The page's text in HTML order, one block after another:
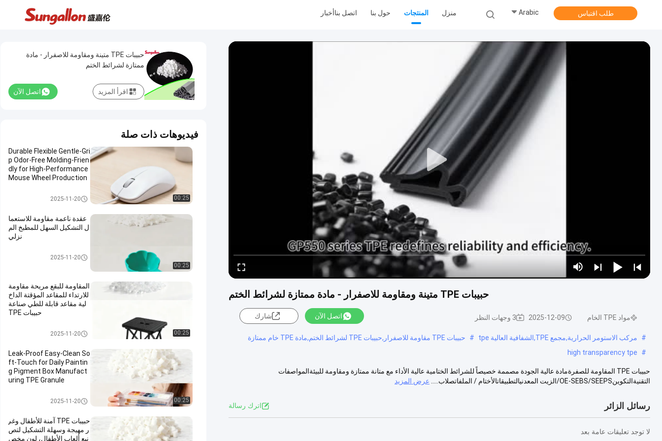
منزل المنتجات حول بنا اتصل بناأخبار Arabic طلب اقتباس
حبيبات TPE متينة ومقاومة للاصفرار - مادة ممتازة لشرائط الختم
مواد TPE الخام 2025-12-09 3 وجهات النظر اتصل الآن شارك
# مركب الاستومر الحرارية,مجمع TPE,الشفافية العالية tpe #
حبيبات TPE مقاومة للاصفرار,حبيبات TPE لشرائط الختم,مادة TPE خام ممتازة
#
high transparency tpe
حبيبات TPE المقاومة للصفرةمادة عالية الجودة مصممة خصيصاً للشرائط الختامية عالية الأداء مع متانة ممتازة ومقاومة للبيئةالمواصفات
التقنيةالتكوينOE-SEBS/SEEPS/الزيت المعدنيالتطبيقاتالأختام / الملفاتصلاب.....
عرض المزيد
رسائل الزائر اترك رسالة
لا توجد تعليقات عامة بعد
حبيبات TPE متينة ومقاومة للاصفرار - مادة
ممتازة لشرائط الختم
اتصل الآن اقرأ المزيد
فيديوهات ذات صلة
00:25
Durable Flexible Gentle-Gri
p Odor-Free Molding-Frien
dly for High-Performance
Mouse Wheel Production
2025-11-20
00:25
عقدة ناعمة مقاومة للاستعما
ل التشكيل السهل للمطبخ الم
نزلي
2025-11-20
00:25
المقاومة للبقع مريحة مقاومة
للارتداء للمقاعد المؤقتة الداخ
لية مقاعد قابلة للطي صناعة
حبيبات TPE
2025-11-20
00:25
Leak-Proof Easy-Clean So
ft-Touch for Daily Paintin
g Pigment Box Manufact
uring TPE Granule
2025-11-20
حبيبات TPE آمنة للأطفال وغي
ر مهيجة وسهلة التشكيل لتص
نيع ألعاب الأطفال، لون مخص